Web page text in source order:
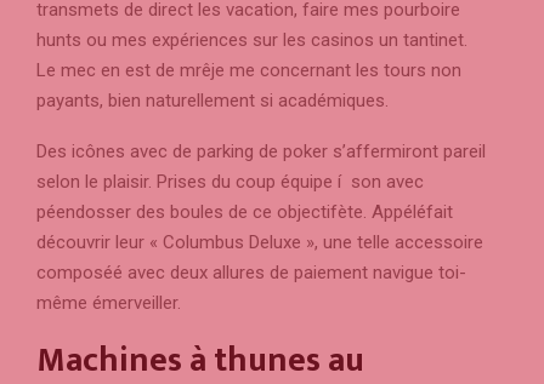
transmets de direct les vacation, faire mes pourboire
hunts ou mes expériences sur les casinos un tantinet.
Le mec en est de mrêje me concernant les tours non
payants, bien naturellement si académiques.
Des icônes avec de parking de poker s’affermiront pareil
selon le plaisir. Prises du coup équipe í son avec
péendosser des boules de ce objectifète. Appéléfait
découvrir leur « Columbus Deluxe », une telle accessoire
composéé avec deux allures de paiement navigue toi-
même émerveiller.
Machines à thunes au